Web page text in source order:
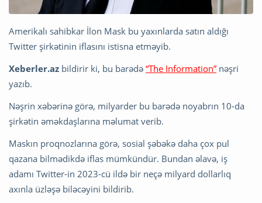
Amerikalı sahibkar İlon Mask bu yaxınlarda satın aldığı
Twitter şirkətinin iflasını istisna etməyib.
Xeberler.az bildirir ki, bu barədə “The Information” nəşri
yazıb.
Nəşrin xəbərinə görə, milyarder bu barədə noyabrın 10-da
şirkətin əməkdaşlarına məlumat verib.
Maskın proqnozlarına görə, sosial şəbəkə daha çox pul
qazana bilmədikdə iflas mümkündür. Bundan əlavə, iş
adamı Twitter-in 2023-cü ildə bir neçə milyard dollarlıq
axınla üzləşə biləcəyini bildirib.